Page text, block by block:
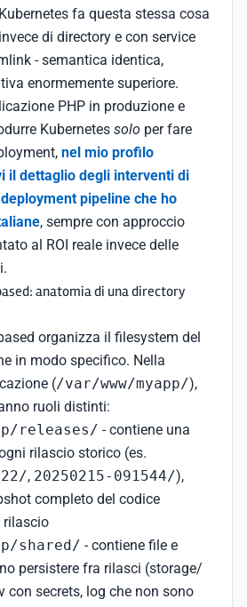
fa questa stessa cosa
di directory e con service
- semantica identica,
enormemente superiore.
PHP in produzione e
Kubernetes solo per fare
nel mio profilo
il dettaglio degli interventi di
pipeline che ho
, sempre con approccio
al ROI reale invece delle
anatomia di una directory
organizza il filesystem del
in modo specifico. Nella
(/var/www/myapp/),
ruoli distinti:
releases/ - contiene una
rilascio storico (es.
, 20250215-091544/),
completo del codice
rilascio
shared/ - contiene file e
persistere fra rilasci (storage/
con secrets, log che non sono